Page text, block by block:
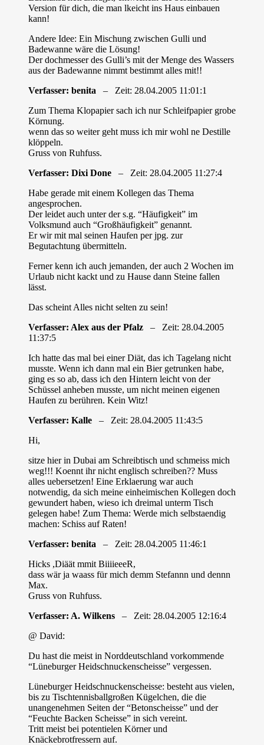
Version für dich, die man lkeicht ins Haus einbauen
kann!
Andere Idee: Ein Mischung zwischen Gulli und
Badewanne wäre die Lösung!
Der dochmesser des Gulli’s mit der Menge des Wassers
aus der Badewanne nimmt bestimmt alles mit!!
Verfasser: benita – Zeit: 28.04.2005 11:01:1
Zum Thema Klopapier sach ich nur Schleifpapier grobe
Körnung.
wenn das so weiter geht muss ich mir wohl ne Destille
klöppeln.
Gruss von Ruhfuss.
Verfasser: Dixi Done – Zeit: 28.04.2005 11:27:4
Habe gerade mit einem Kollegen das Thema
angesprochen.
Der leidet auch unter der s.g. “Häufigkeit” im
Volksmund auch “Großhäufigkeit” genannt.
Er wir mit mal seinen Haufen per jpg. zur
Begutachtung übermitteln.
Ferner kenn ich auch jemanden, der auch 2 Wochen im
Urlaub nicht kackt und zu Hause dann Steine fallen
lässt.
Das scheint Alles nicht selten zu sein!
Verfasser: Alex aus der Pfalz – Zeit: 28.04.2005
11:37:5
Ich hatte das mal bei einer Diät, das ich Tagelang nicht
musste. Wenn ich dann mal ein Bier getrunken habe,
ging es so ab, dass ich den Hintern leicht von der
Schüssel anheben musste, um nicht meinen eigenen
Haufen zu berühren. Kein Witz!
Verfasser: Kalle – Zeit: 28.04.2005 11:43:5
Hi,
sitze hier in Dubai am Schreibtisch und schmeiss mich
weg!!! Koennt ihr nicht englisch schreiben?? Muss
alles uebersetzen! Eine Erklaerung war auch
notwendig, da sich meine einheimischen Kollegen doch
gewundert haben, wieso ich dreimal unterm Tisch
gelegen habe! Zum Thema: Werde mich selbstaendig
machen: Schiss auf Raten!
Verfasser: benita – Zeit: 28.04.2005 11:46:1
Hicks ,Diäät mmit BiiiieeeR,
dass wär ja waass für mich demm Stefannn und dennn
Max.
Gruss von Ruhfuss.
Verfasser: A. Wilkens – Zeit: 28.04.2005 12:16:4
@ David:
Du hast die meist in Norddeutschland vorkommende
“Lüneburger Heidschnuckenscheisse” vergessen.
Lüneburger Heidschnuckenscheisse: besteht aus vielen,
bis zu Tischtennisballgroßen Kügelchen, die die
unangenehmen Seiten der “Betonscheisse” und der
“Feuchte Backen Scheisse” in sich vereint.
Tritt meist bei potentielen Körner und
Knäckebrotfressern auf.